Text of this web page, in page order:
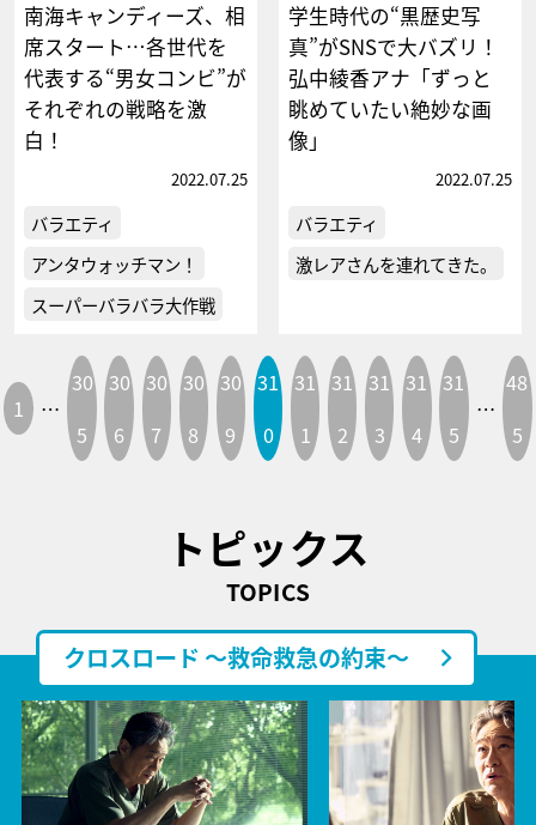
南海キャンディーズ、相
席スタート…各世代を
代表する“男女コンビ”が
それぞれの戦略を激
白！
2022.07.25
バラエティ
アンタウォッチマン！
スーパーバラバラ大作戦
学生時代の“黒歴史写
真”がSNSで大バズリ！
弘中綾香アナ「ずっと
眺めていたい絶妙な画
像」
2022.07.25
バラエティ
激レアさんを連れてきた。
1 …
30
5
30
6
30
7
30
8
30
9
31
0
31
1
31
2
31
3
31
4
31
5
…
48
5
トピックス
TOPICS
クロスロード ～救命救急の約束～